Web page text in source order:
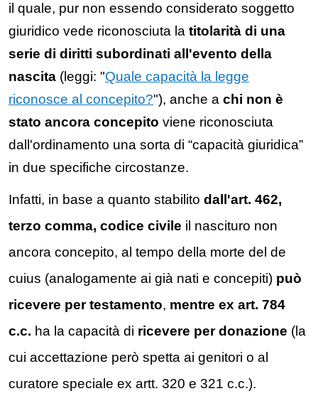
il quale, pur non essendo considerato soggetto
giuridico vede riconosciuta la titolarità di una
serie di diritti subordinati all'evento della
nascita (leggi: "Quale capacità la legge
riconosce al concepito?"), anche a chi non è
stato ancora concepito viene riconosciuta
dall'ordinamento una sorta di “capacità giuridica”
in due specifiche circostanze.
Infatti, in base a quanto stabilito dall'art. 462,
terzo comma, codice civile il nascituro non
ancora concepito, al tempo della morte del de
cuius (analogamente ai già nati e concepiti) può
ricevere per testamento, mentre ex art. 784
c.c. ha la capacità di ricevere per donazione (la
cui accettazione però spetta ai genitori o al
curatore speciale ex artt. 320 e 321 c.c.).